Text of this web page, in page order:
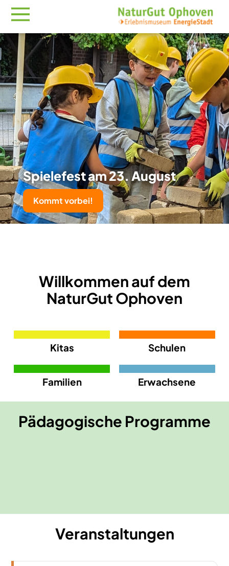
Spielefest am 23. August
Kommt vorbei!
MutReiferei entdecken
Willkommen auf dem
NaturGut Ophoven
Kitas Schulen
Familien Erwachsene
Pädagogische Programme
Kurse für Alle
Veranstaltungen